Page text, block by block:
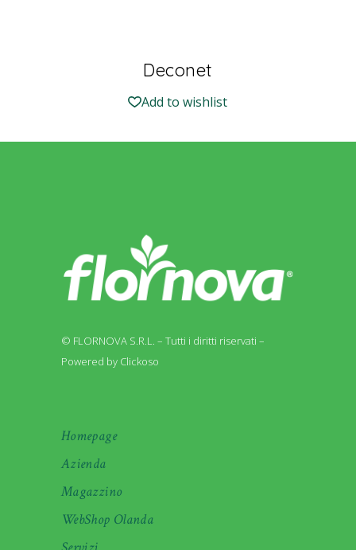
Deconet
Add to wishlist
© FLORNOVA S.R.L. – Tutti i diritti riservati –
Powered by Clickoso
Homepage
Azienda
Magazzino
WebShop Olanda